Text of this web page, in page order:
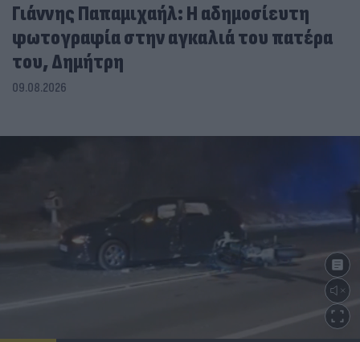
Γιάννης Παπαμιχαήλ: Η αδημοσίευτη
φωτογραφία στην αγκαλιά του πατέρα
του, Δημήτρη
09.08.2026